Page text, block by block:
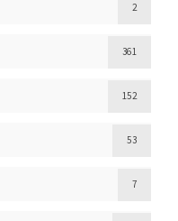
2
361
152
53
7